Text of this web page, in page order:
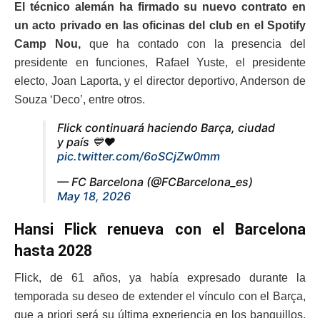
El técnico alemán ha firmado su nuevo contrato en
un acto privado en las oficinas del club en el Spotify
Camp Nou,que ha contado con la presencia del
presidente en funciones, Rafael Yuste, el presidente
electo, Joan Laporta, y el director deportivo, Anderson de
Souza ‘Deco’, entre otros.
Flick continuará haciendo Barça, ciudad
y país 💙❤️
pic.twitter.com/6oSCjZw0mm
— FC Barcelona (@FCBarcelona_es)
May 18, 2026
Hansi Flick renueva con el Barcelona
hasta 2028
Flick, de 61 años, ya había expresado durante la
temporada su deseo de extender el vínculo con el Barça,
que a priori será su última experiencia en los banquillos,